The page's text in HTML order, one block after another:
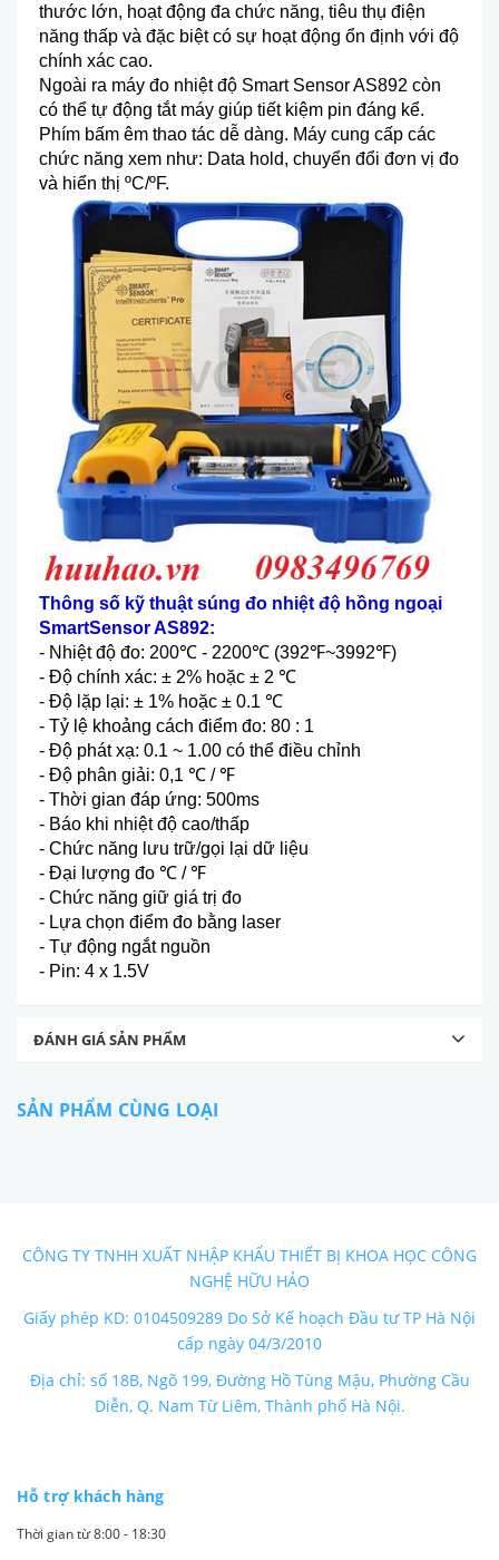
thước lớn, hoạt động đa chức năng, tiêu thụ điện
năng thấp và đặc biệt có sự hoạt động ổn định với độ
chính xác cao.
Ngoài ra máy đo nhiệt độ Smart Sensor AS892 còn
có thể tự động tắt máy giúp tiết kiệm pin đáng kể.
Phím bấm êm thao tác dễ dàng. Máy cung cấp các
chức năng xem như: Data hold, chuyển đổi đơn vị đo
và hiển thị ºC/ºF.
Thông số kỹ thuật súng đo nhiệt độ hồng ngoại
SmartSensor AS892:
- Nhiệt độ đo: 200℃ - 2200℃ (392℉~3992℉)
- Độ chính xác: ± 2% hoặc ± 2 ℃
- Độ lặp lại: ± 1% hoặc ± 0.1 ℃
- Tỷ lệ khoảng cách điểm đo: 80 : 1
- Độ phát xạ: 0.1 ~ 1.00 có thể điều chỉnh
- Độ phân giải: 0,1 ℃ / ℉
- Thời gian đáp ứng: 500ms
- Báo khi nhiệt độ cao/thấp
- Chức năng lưu trữ/gọi lại dữ liệu
- Đại lượng đo ℃ / ℉
- Chức năng giữ giá trị đo
- Lựa chọn điểm đo bằng laser
- Tự động ngắt nguồn
- Pin: 4 x 1.5V
ĐÁNH GIÁ SẢN PHẨM
SẢN PHẨM CÙNG LOẠI
CÔNG TY TNHH XUẤT NHẬP KHẨU THIẾT BỊ KHOA HỌC CÔNG
NGHỆ HỮU HẢO
Giấy phép KD: 0104509289 Do Sở Kế hoạch Đầu tư TP Hà Nội
cấp ngày 04/3/2010
Địa chỉ: số 18B, Ngõ 199, Đường Hồ Tùng Mậu, Phường Cầu
Diễn, Q. Nam Từ Liêm, Thành phố Hà Nội.
Hỗ trợ khách hàng
Thời gian từ 8:00 - 18:30